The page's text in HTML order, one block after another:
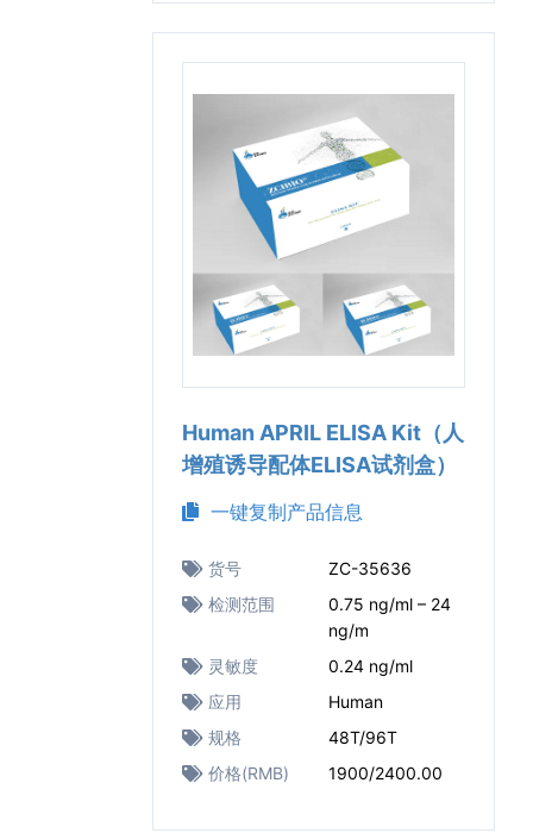
Human APRIL ELISA Kit（人
增殖诱导配体ELISA试剂盒）
一键复制产品信息
货号
ZC-35636
检测范围
0.75 ng/ml – 24
ng/m
灵敏度
0.24 ng/ml
应用
Human
规格
48T/96T
价格(RMB)
1900/2400.00